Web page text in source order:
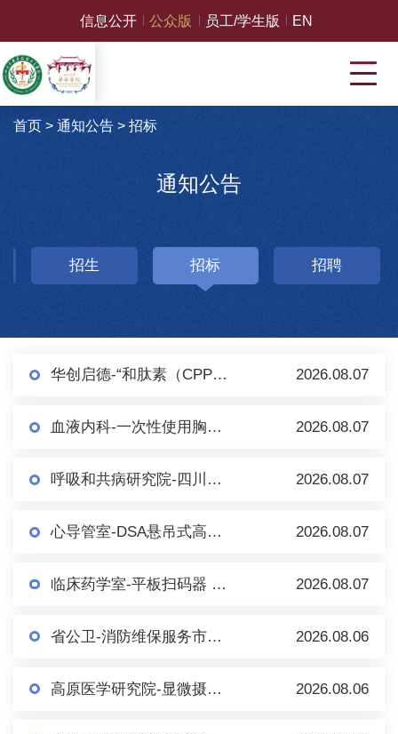
信息公开 公众版 员工/学生版 EN
首页 > 通知公告> 招标
通知公告
招生 招标 招聘
华创启德-“和肽素（CPP）检测（化学发光法）试剂盒及配套设备”项目 采购公告（第二轮） 2026.08.07
血液内科-一次性使用胸骨穿刺针及套件（一次性骨髓穿刺包） 市场调研 2026.08.07
呼吸和共病研究院-四川大学华西医院百万人群队列研究信息系统 市场调研 2026.08.07
心导管室-DSA悬吊式高压注射（泵）系统 市场调研 2026.08.07
临床药学室-平板扫码器 市场调研 2026.08.07
省公卫-消防维保服务市场调研（第二轮） 2026.08.06
高原医学研究院-显微摄像系统（倒置） 市场调研 2026.08.06